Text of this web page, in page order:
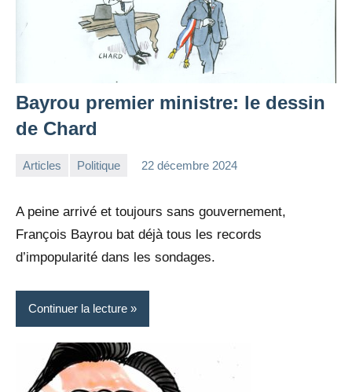
Bayrou premier ministre: le dessin
de Chard
Articles Politique 22 décembre 2024
A peine arrivé et toujours sans gouvernement,
François Bayrou bat déjà tous les records
d’impopularité dans les sondages.
Continuer la lecture